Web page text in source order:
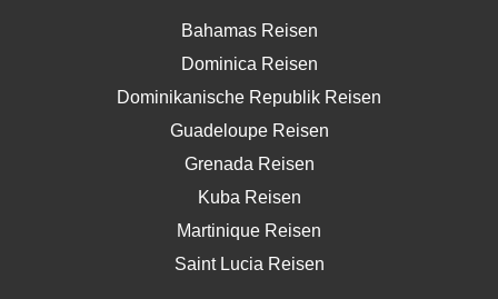
Bahamas Reisen
Dominica Reisen
Dominikanische Republik Reisen
Guadeloupe Reisen
Grenada Reisen
Kuba Reisen
Martinique Reisen
Saint Lucia Reisen